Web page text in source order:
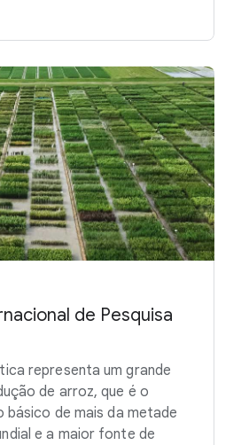
de Pesquisa
representa um grande
de arroz, que é o
básico de mais da metade
e a maior fonte de